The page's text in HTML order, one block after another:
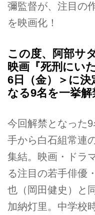
彌監督が、注目の
を映画化！
この度、阿部サ
映画『死刑にい
6日（金）＞に
なる9名を一挙解
今回解禁となった
手から白石組常連
集結。映画・ドラ
る注目の若手俳優・
也（岡田健史）と
加納灯里。中学校